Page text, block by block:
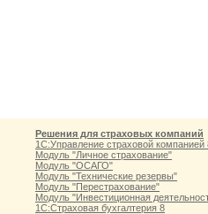
Решения для страховых компаний
1С:Управление страховой компанией
Модуль "Личное страхование"
Модуль "ОСАГО"
Модуль "Технические резервы"
Модуль "Перестрахование"
Модуль "Инвестиционная
1С:Страховая бухгалтерия 8